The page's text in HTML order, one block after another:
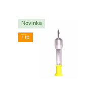
Novinka
Tip